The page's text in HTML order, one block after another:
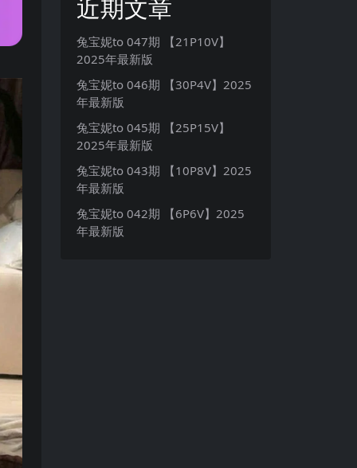
近期文章
兔宝妮to 047期 【21P10V】
2025年最新版
兔宝妮to 046期 【30P4V】2025
年最新版
兔宝妮to 045期 【25P15V】
2025年最新版
兔宝妮to 043期 【10P8V】2025
年最新版
兔宝妮to 042期 【6P6V】2025
年最新版